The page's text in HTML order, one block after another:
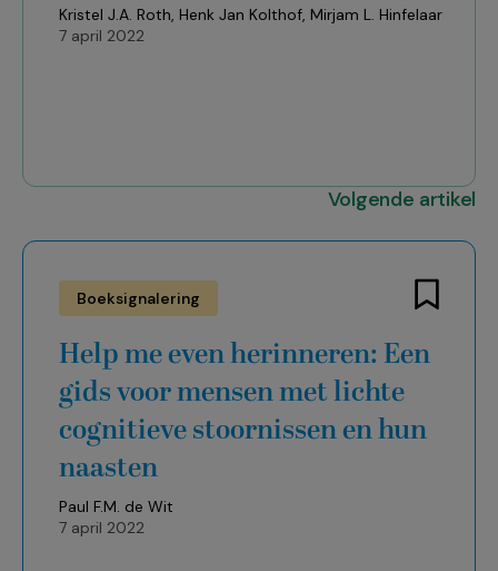
Kristel J.A. Roth, Henk Jan Kolthof, Mirjam L. Hinfelaar
7 april 2022
Volgende artikel
Boeksignalering
Help me even herinneren: Een
gids voor mensen met lichte
cognitieve stoornissen en hun
naasten
Paul F.M. de Wit
7 april 2022